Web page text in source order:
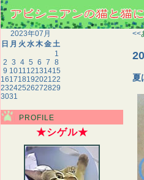
2023年07月
日 月 火 水木金土
1
2 3 4 5 6 7 8
9 101112131415
16171819202122
23242526272829
3031
PROFILE
★シゲル★
<<
夏